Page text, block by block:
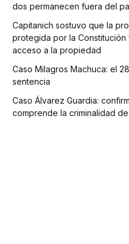
dos permanecen fuera del
Capitanich sostuvo que la
protegida por la
acceso a la propiedad
Caso Milagros Machuca: el
sentencia
Caso Álvarez Guardia:
comprende la criminalidad